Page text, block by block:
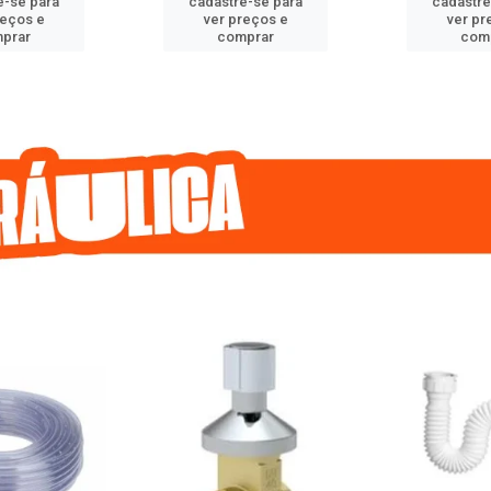
e
ver preços e
comprar
ver